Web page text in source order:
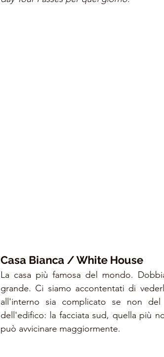
Casa Bianca / White House
La casa più famosa del mondo.
grande. Ci siamo accontentati di
all'interno sia complicato se non
dell'edifico: la facciata sud, quella più
può avvicinare maggiormente.